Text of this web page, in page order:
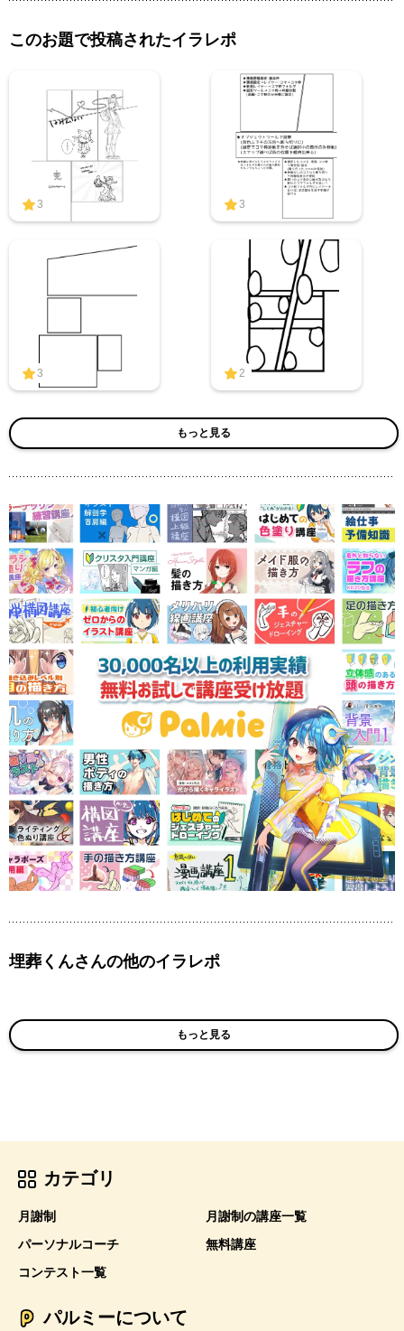
このお題で投稿されたイラレポ
3 3
3 2
もっと見る
埋葬くんさんの他のイラレポ
もっと見る
カテゴリ
月謝制
月謝制の講座一覧
パーソナルコーチ
無料講座
コンテスト一覧
パルミーについて